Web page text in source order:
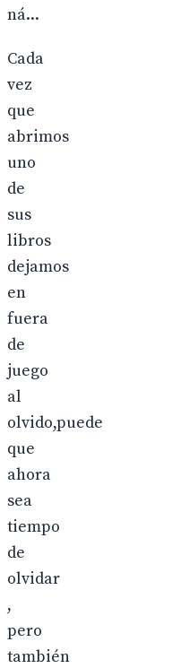
ná...
Cada
vez
que
abrimos
uno
de
sus
libros
dejamos
en
fuera
de
juego
al
olvido,puede
que
ahora
sea
tiempo
de
olvidar
,
pero
también